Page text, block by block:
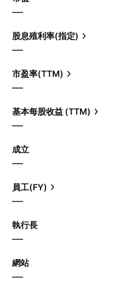
—
股息殖利率(指定)
—
市盈率(TTM)
—
基本每股收益 (TTM)
—
成立
—
員工(FY)
—
執行長
—
網站
—